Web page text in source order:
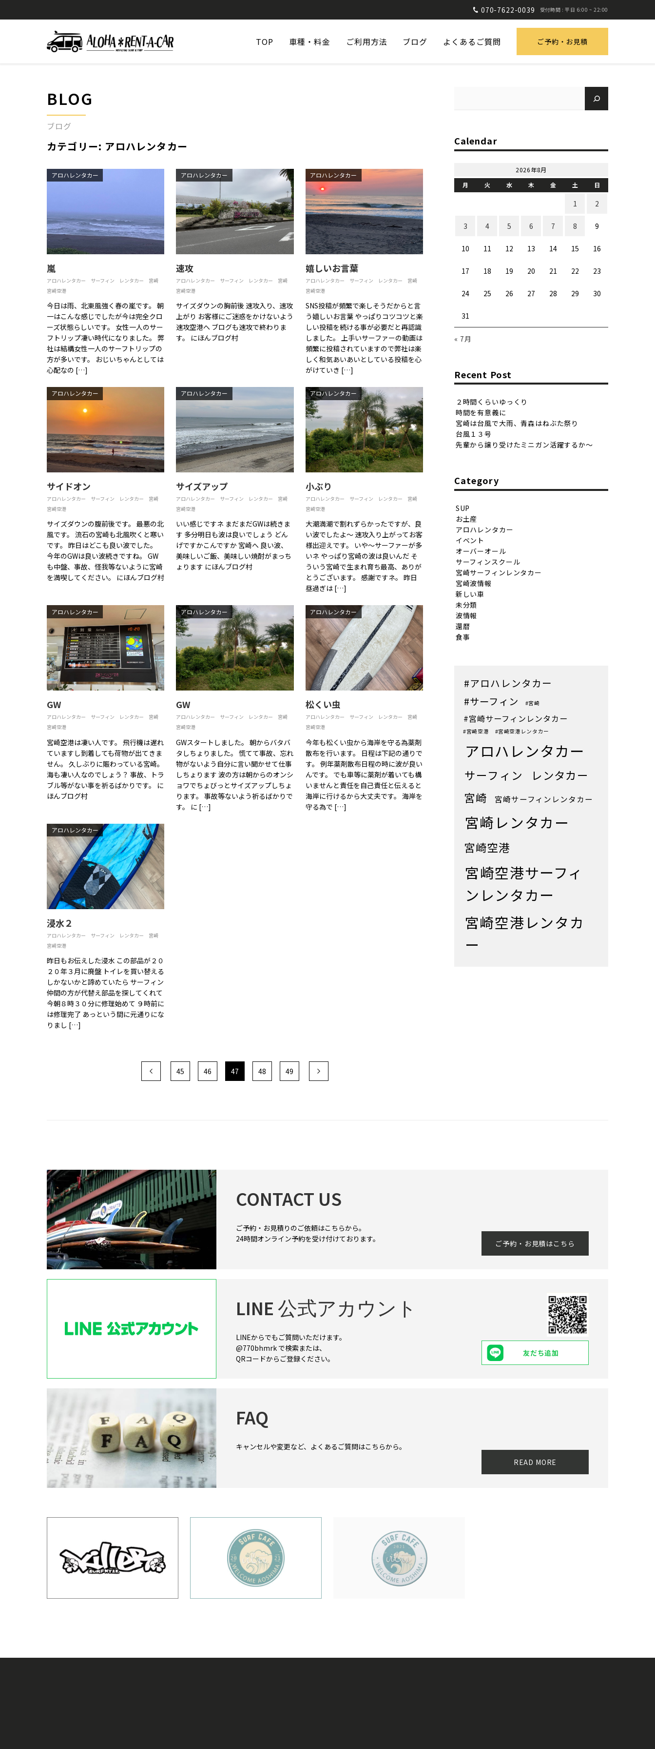
070-7622-0039 受付時間 : 平日 6:00 ~ 22:00
TOP 車種・料金 ご利用方法 ブログ よくあるご質問 ご予約・お見積
BLOG
ブログ
カテゴリー: アロハレンタカー
アロハレンタカー
嵐
アロハレンタカー サーフィン レンタカー
宮崎
宮崎空港
今日は雨、北東風強く春の嵐です。 朝
一はこんな感じでしたが今は完全クロ
ーズ状態らしいです。 女性一人のサー
フトリップ凄い時代になりました。 弊
社は結構女性一人のサーフトリップの
方が多いです。 おじいちゃんとしては
心配なの […]
アロハレンタカー
速攻
アロハレンタカー サーフィン レンタカー
宮崎
宮崎空港
サイズダウンの胸前後 速攻入り、速攻
上がり お客様にご迷惑をかけないよう
速攻空港へ ブログも速攻で終わりま
す。 にほんブログ村
アロハレンタカー
嬉しいお言葉
アロハレンタカー サーフィン レンタカー
宮崎
宮崎空港
SNS投稿が頻繁で楽しそうだからと言
う嬉しいお言葉 やっぱりコツコツと楽
しい投稿を続ける事が必要だと再認識
しました。 上手いサーファーの動画は
頻繁に投稿されていますので弊社は楽
しく和気あいあいとしている投稿を心
がけていき […]
アロハレンタカー
サイドオン
アロハレンタカー サーフィン レンタカー
宮崎
宮崎空港
サイズダウンの腹前後です。 最悪の北
風です。 流石の宮崎も北風吹くと寒い
です。 昨日はどこも良い波でした。
今年のGWは良い波続きですね。 GW
も中盤、事故、怪我等ないように宮崎
を満喫してください。 にほんブログ村
アロハレンタカー
サイズアップ
アロハレンタカー サーフィン レンタカー
宮崎
宮崎空港
いい感じですネ まだまだGWは続きま
す 多分明日も波は良いでしょう どん
げですかこんですか 宮崎へ 良い波、
美味しいご飯、美味しい焼酎がまっち
ょります にほんブログ村
アロハレンタカー
小ぶり
アロハレンタカー サーフィン レンタカー
宮崎
宮崎空港
大潮満潮で割れずらかったですが、良
い波でしたよ〜 速攻入り上がってお客
様出迎えです。 いや〜サーファーが多
いネ やっぱり宮崎の波は良いんだ そ
ういう宮崎で生まれ育ち最高、ありが
とうございます。 感謝ですネ。 昨日
昼過ぎは […]
アロハレンタカー
GW
アロハレンタカー サーフィン レンタカー
宮崎
宮崎空港
宮崎空港は凄い人です。 飛行機は遅れ
ていますし到着しても荷物が出てきま
せん。 久しぶりに賑わっている宮崎。
海も凄い人なのでしょう？ 事故、トラ
ブル等がない事を祈るばかりです。 に
ほんブログ村
アロハレンタカー
GW
アロハレンタカー サーフィン レンタカー
宮崎
宮崎空港
GWスタートしました。 朝からバタバ
タしちょりました。 慌てて事故、忘れ
物がないよう自分に言い聞かせて仕事
しちょります 波の方は朝からのオンシ
ョワでちょびっとサイズアップしちょ
ります。 事故等ないよう祈るばかりで
す。 に […]
アロハレンタカー
松くい虫
アロハレンタカー サーフィン レンタカー
宮崎
宮崎空港
今年も松くい虫から海岸を守る為薬剤
散布を行います。 日程は下記の通りで
す。 例年薬剤散布日程の時に波が良い
んです。 でも車等に薬剤が着いても構
いませんと責任を自己責任と伝えると
海岸に行けるから大丈夫です。 海岸を
守る為で […]
アロハレンタカー
浸水２
アロハレンタカー サーフィン レンタカー
宮崎
宮崎空港
昨日もお伝えした浸水 この部品が２０
２０年３月に廃盤 トイレを買い替える
しかないかと諦めていたら サーフィン
仲間の方が代替え部品を探してくれて
今朝８時３０分に修理始めて ９時前に
は修理完了 あっという間に元通りにな
りまし […]
45 46 47 48 49
Calendar
2026年8月
月
火 水 木 金 土 日
1 2
3 4 5 6 7 8 9
10 11 12 13 14 15 16
17 18 19 20 21 22 23
24 25 26 27 28 29 30
31
« 7月
Recent Post
２時間くらいゆっくり
時間を有意義に
宮崎は台風で大雨、青森はねぶた祭り
台風１３号
先輩から譲り受けたミニガン活躍するか〜
Category
SUP
お土産
アロハレンタカー
イベント
オーバーオール
サーフィンスクール
宮崎サーフィンレンタカー
宮崎波情報
新しい車
未分類
波情報
還暦
食事
#アロハレンタカー
#サーフィン #宮崎
#宮崎サーフィンレンタカー
#宮崎空港 #宮崎空港レンタカー
アロハレンタカー
サーフィン
レンタカー
宮崎
宮崎サーフィンレンタカー
宮崎レンタカー
宮崎空港
宮崎空港サーフィ
ンレンタカー
宮崎空港レンタカ
ー
CONTACT US
ご予約・お見積りのご依頼はこちらから。
24時間オンライン予約を受け付けております。
ご予約・お見積はこちら
LINE 公式アカウント
LINEからでもご質問いただけます。
@770bhmrk で検索または、
QRコードからご登録ください。
友だち追加
FAQ
キャンセルや変更など、よくあるご質問はこちらから。
READ MORE